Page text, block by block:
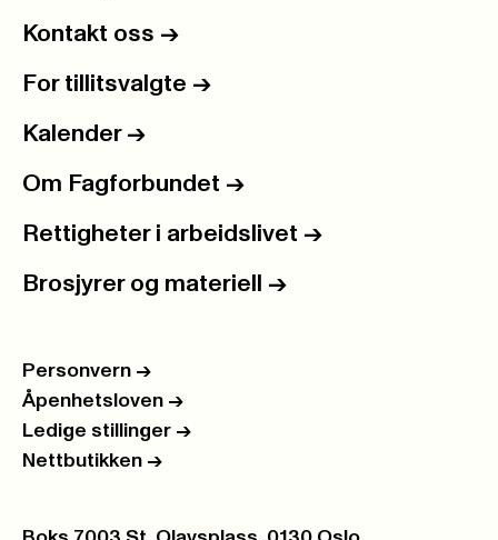
Kontakt oss ->
For tillitsvalgte ->
Kalender ->
Om Fagforbundet ->
Rettigheter i arbeidslivet ->
Brosjyrer og materiell ->
Personvern ->
Åpenhetsloven ->
Ledige stillinger ->
Nettbutikken ->